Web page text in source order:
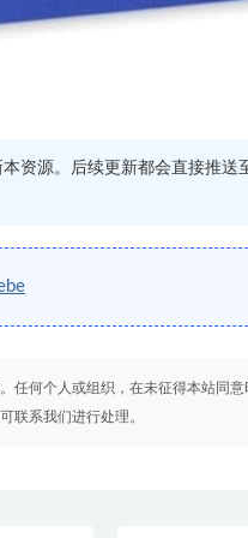
资源。后续更新都会直接推
任何个人或组织，在未征得本站同
联系我们进行处理。